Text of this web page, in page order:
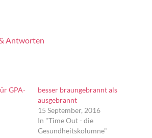
Antworten
GPA-
besser braungebrannt als
ausgebrannt
15 September, 2016
In "Time Out - die
Gesundheitskolumne"